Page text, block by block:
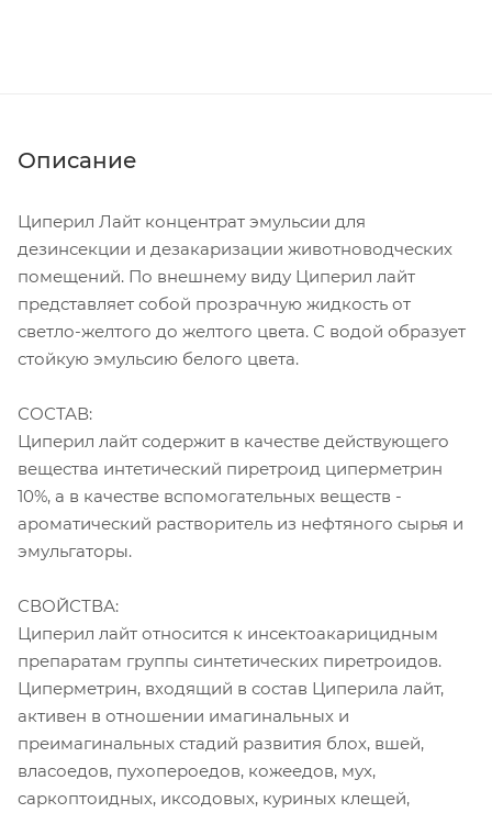
Описание
Циперил Лайт концентрат эмульсии для
дезинсекции и дезакаризации животноводческих
помещений. По внешнему виду Циперил лайт
представляет собой прозрачную жидкость от
светло-желтого до желтого цвета. С водой образует
стойкую эмульсию белого цвета.
СОСТАВ:
Циперил лайт содержит в качестве действующего
вещества интетический пиретроид циперметрин
10%, а в качестве вспомогательных веществ -
ароматический растворитель из нефтяного сырья и
эмульгаторы.
СВОЙСТВА:
Циперил лайт относится к инсектоакарицидным
препаратам группы синтетических пиретроидов.
Циперметрин, входящий в состав Циперила лайт,
активен в отношении имагинальных и
преимагинальных стадий развития блох, вшей,
власоедов, пухопероедов, кожеедов, мух,
саркоптоидных, иксодовых, куриных клещей,